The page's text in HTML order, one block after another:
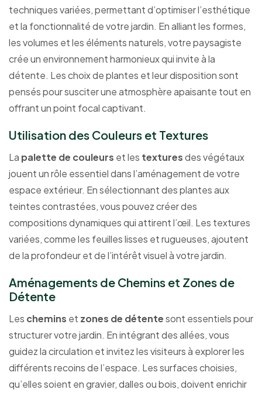
techniques variées, permettant d’optimiser l’esthétique
et la fonctionnalité de votre jardin. En alliant les formes,
les volumes et les éléments naturels, votre paysagiste
crée un environnement harmonieux qui invite à la
détente. Les choix de plantes et leur disposition sont
pensés pour susciter une atmosphère apaisante tout en
offrant un point focal captivant.
Utilisation des Couleurs et Textures
La palette de couleurs et les texturesdes végétaux
jouent un rôle essentiel dans l’aménagement de votre
espace extérieur. En sélectionnant des plantes aux
teintes contrastées, vous pouvez créer des
compositions dynamiques qui attirent l’œil. Les textures
variées, comme les feuilles lisses et rugueuses, ajoutent
de la profondeur et de l’intérêt visuel à votre jardin.
Aménagements de Chemins et Zones de
Détente
Les chemins et zones de détentesont essentiels pour
structurer votre jardin. En intégrant des allées, vous
guidez la circulation et invitez les visiteurs à explorer les
différents recoins de l’espace. Les surfaces choisies,
qu’elles soient en gravier, dalles ou bois, doivent enrichir